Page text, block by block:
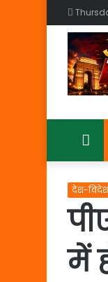
देश-विदेश
में